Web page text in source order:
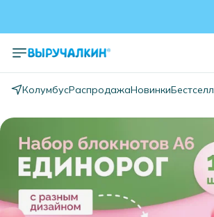
КолумбусРаспродажаНовинки